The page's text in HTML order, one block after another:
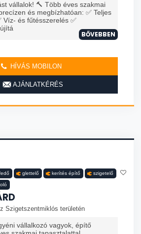
vállalok! 🔨 Több éves szakmai
és megbízhatóan: ✅ Teljes
Víz- és fűtésszerelés ✅
BŐVEBBEN
HÍVÁS MOBILON
AJÁNLATKÉRÉS
glettelő kerítés építő szigetelő
Szigetszentmiklós területén
vállalkozó vagyok, építő